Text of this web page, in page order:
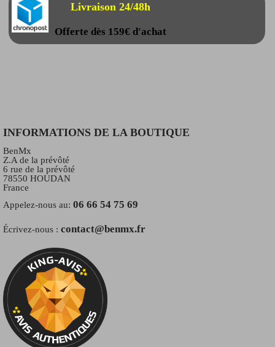
Livraison 24/48h
Offerte dès 159€ d'achat
INFORMATIONS DE LA BOUTIQUE
BenMx
Z.A de la prévôté
6 rue de la prévôté
78550 HOUDAN
France
Appelez-nous au: 06 66 54 75 69
Écrivez-nous : contact@benmx.fr